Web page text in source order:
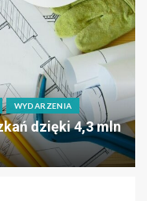
WYDARZENIA
dzięki 4,3 mln